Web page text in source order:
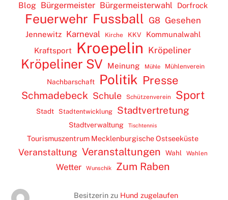
Blog Bürgermeister Bürgermeisterwahl Dorfrock
Feuerwehr Fussball G8 Gesehen
Jennewitz Karneval Kirche KKV
Kommunalwahl
Kraftsport
Kroepelin Kröpeliner
Kröpeliner SV Meinung Mühle Mühlenverein
Nachbarschaft Politik Presse
Schmadebeck Schule Schützenverein Sport
Stadt Stadtentwicklung Stadtvertretung
Stadtverwaltung Tischtennis
Tourismuszentrum Mecklenburgische Ostseeküste
Veranstaltung Veranstaltungen Wahl Wahlen
Wetter Wunschik Zum Raben
Besitzerinzu Hund zugelaufen